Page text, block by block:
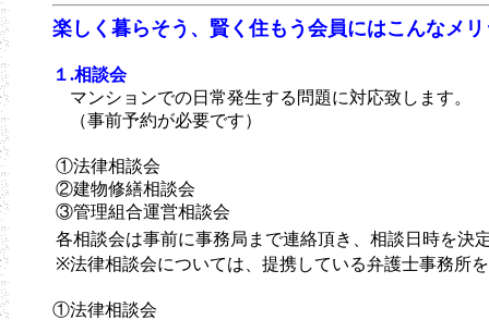
楽しく暮らそう、賢く住もう会員にはこんなメ
１.相談会
マンションでの日常発生する問題に対応致します。
（事前予約が必要です）
①法律相談会
②建物修繕相談会
③管理組合運営相談会
各相談会は事前に事務局まで連絡頂き、相談日時を決
※法律相談会については、提携している弁護士事務所
①法律相談会